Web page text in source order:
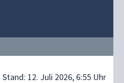
Stand: 12. Juli 2026, 6:55 Uhr